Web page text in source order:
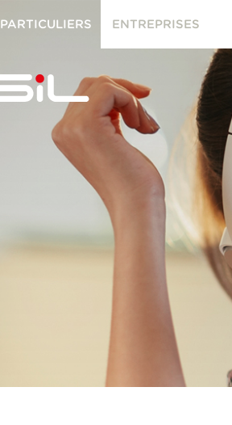
multimédia
PARTICULIERS ENTREPRISES